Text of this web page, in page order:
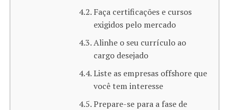
Faça certificações e cursos
exigidos pelo mercado
Alinhe o seu currículo ao
cargo desejado
Liste as empresas offshore que
você tem interesse
Prepare-se para a fase de